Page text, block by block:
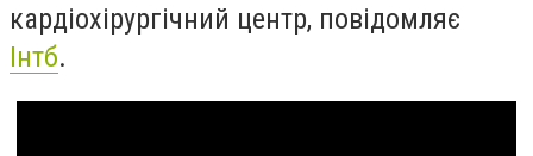
кардіохірургічний центр, повідомляє
Інтб.